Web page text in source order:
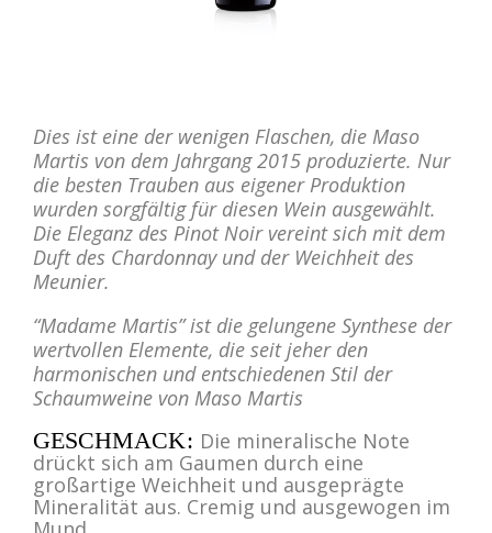
Dies ist eine der wenigen Flaschen, die Maso
Martis von dem Jahrgang 2015 produzierte. Nur
die besten Trauben aus eigener Produktion
wurden sorgfältig für diesen Wein ausgewählt.
Die Eleganz des Pinot Noir vereint sich mit dem
Duft des Chardonnay und der Weichheit des
Meunier.
“Madame Martis” ist die gelungene Synthese der
wertvollen Elemente, die seit jeher den
harmonischen und entschiedenen Stil der
Schaumweine von Maso Martis
GESCHMACK Die mineralische Note
drückt sich am Gaumen durch eine
großartige Weichheit und ausgeprägte
Mineralität aus. Cremig und ausgewogen im